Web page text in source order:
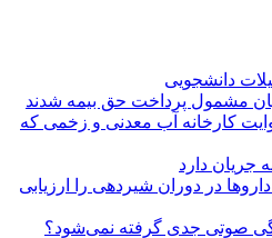
کارخانه آب معدنی و زخمی که
جریان دارد
در دوران شیردهی را ارزیابی
صوتی جدی گرفته نمی‌شود؟